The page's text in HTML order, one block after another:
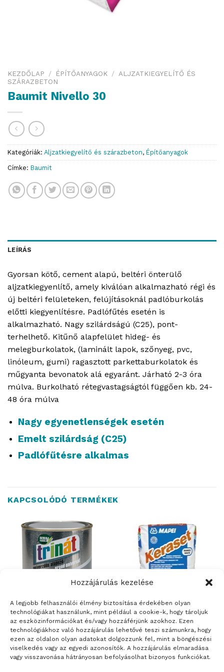
Hozzájárulás kezelése
A legjobb felhasználói élmény biztosítása érdekében olyan
technológiákat használunk, mint például a cookie-k, hogy tároljuk
az eszközinformációkat és/vagy hozzáférjünk azokhoz. Ezen
technológiákhoz való hozzájárulás lehetővé teszi számunkra, hogy
ezen az oldalon olyan adatokat dolgozzunk fel, mint a böngészési
viselkedés vagy az egyedi azonosítók. A hozzájárulás elmaradása
vagy visszavonása hátrányosan befolyásolhat bizonyos funkciókat.
KEZDŐLAP / ÉPÍTŐANYAGOK / ALJZATKIEGYELÍTŐ ÉS
SZÁRAZBETON
Baumit Nivello 30
Kategóriák: Aljzatkiegyelítő és szárazbeton, Építőanyagok
Címke: Baumit
LEÍRÁS
Gyorsan kötő, cement alapú, beltéri önterülő
aljzatkiegyenlítő, amely kiválóan alkalmazható régi és
új beltéri felületeken, felújításoknál padlóburkolás
előtti kiegyenlítésre. Padlófűtés esetén is
alkalmazható. Nagy szilárdságú (C25), pont-
terhelhető. Kitűnő alapfelület hideg- és
melegburkolatok, (laminált lapok, szőnyeg, pvc,
linóleum, gumi) ragasztott parkettaburkolatok és
műgyanta bevonatok alá egyaránt. Járható 2-3 óra
múlva. Burkolható rétegvastagságtól függően kb. 24-
48 óra múlva
Nagy egyenetlenségek esetén
Emelt szilárdság (C25)
Padlófűtésre alkalmas
KAPCSOLÓDÓ TERMÉKEK
ÉPÍTŐANYAGOK
TRINÁT univerzális alapozó Keraset